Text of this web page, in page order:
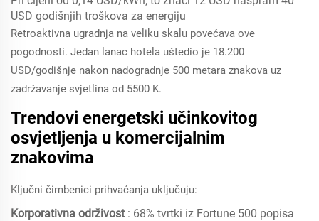
USD godišnjih troškova za energiju
Retroaktivna ugradnja na veliku skalu povećava ove
pogodnosti. Jedan lanac hotela uštedio je 18.200
USD/godišnje nakon nadogradnje 500 metara znakova uz
zadržavanje svjetlina od 5500 K.
Trendovi energetski učinkovitog
osvjetljenja u komercijalnim
znakovima
Ključni čimbenici prihvaćanja uključuju:
Korporativna održivost : 68% tvrtki iz Fortune 500 popisa